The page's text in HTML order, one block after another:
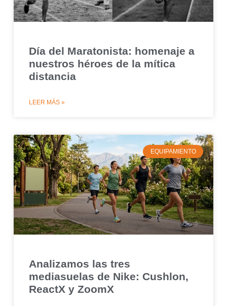
Día del Maratonista: homenaje a
nuestros héroes de la mítica
distancia
LEER MÁS »
EQUIPAMIENTO
Analizamos las tres
mediasuelas de Nike: Cushlon,
ReactX y ZoomX